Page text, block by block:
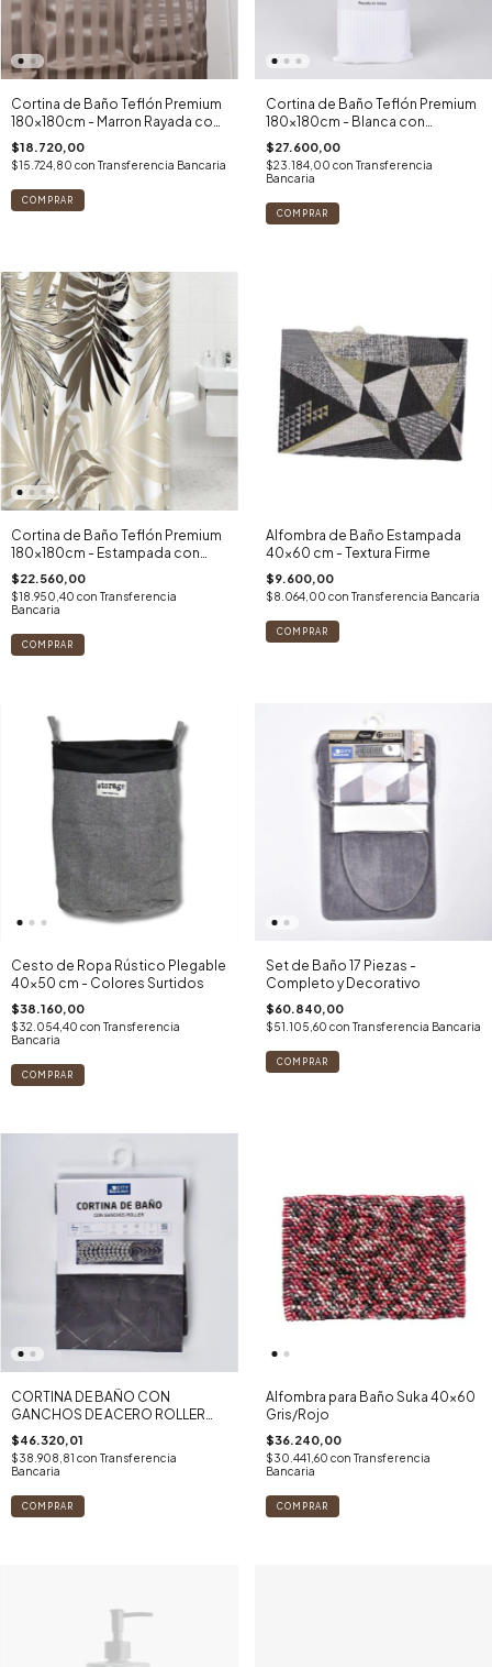
Cortina de Baño Teflón Premium
180x180cm - Marron Rayada con
Ganchos
$18.720,00
$15.724,80 con Transferencia Bancaria
Cortina de Baño Teflón Premium
180x180cm - Blanca con
Ganchos
$27.600,00
$23.184,00 con Transferencia
Bancaria
Cortina de Baño Teflón Premium
180x180cm - Estampada con
Ganchos
$22.560,00
$18.950,40 con Transferencia
Bancaria
Alfombra de Baño Estampada
40x60 cm - Textura Firme
$9.600,00
$8.064,00 con Transferencia Bancaria
Cesto de Ropa Rústico Plegable
40x50 cm - Colores Surtidos
$38.160,00
$32.054,40 con Transferencia
Bancaria
Set de Baño 17 Piezas -
Completo y Decorativo
$60.840,00
$51.105,60 con Transferencia Bancaria
CORTINA DE BAÑO CON
GANCHOS DE ACERO ROLLER
GRIS
$46.320,01
$38.908,81 con Transferencia
Bancaria
Alfombra para Baño Suka 40x60
Gris/Rojo
$36.240,00
$30.441,60 con Transferencia
Bancaria